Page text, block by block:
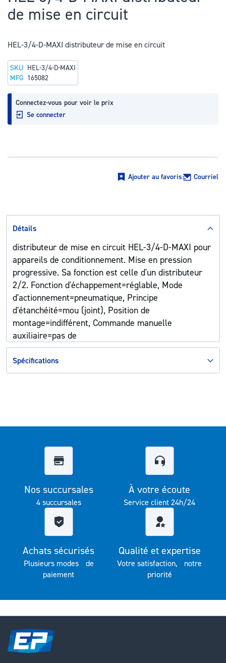
début
la
d’images
de mise en circuit
HEL-3/4-D-MAXI distributeur de mise en circuit
Connectez-vous pour voir le prix
Se connecter
SKU HEL-3/4-D-MAXI
MFG 165082
Ajouter au favoris Courriel
Détails
distributeur de mise en circuit HEL-3/4-D-MAXI pour
appareils de conditionnement. Mise en pression
progressive. Sa fonction est celle d'un distributeur
2/2. Fonction d'échappement=réglable, Mode
d'actionnement=pneumatique, Principe
d'étanchéité=mou (joint), Position de
montage=indifférent, Commande manuelle
auxiliaire=pas de
Spécifications
Nos succursales
4 succursales
À votre écoute
Service client 24h/24
Achats sécurisés
Plusieurs modes de
paiement
Qualité et expertise
Votre satisfaction, notre
priorité